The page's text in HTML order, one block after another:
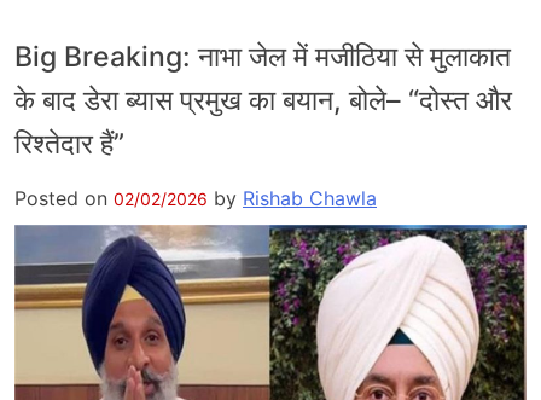
Big Breaking: नाभा जेल में मजीठिया से मुलाकात
के बाद डेरा ब्यास प्रमुख का बयान, बोले– “दोस्त और
रिश्तेदार हैं”
Posted on 02/02/2026 by Rishab Chawla